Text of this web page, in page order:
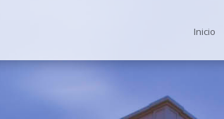
Inicio